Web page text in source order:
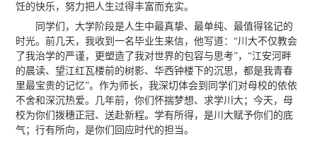
饪的快乐，努力把人生过得丰富而充实。
同学们，大学阶段是人生中最真挚、最单纯、最值得铭记的
时光。前几天，我收到一名毕业生来信，他写道：“川大不仅教会
了我治学的严谨，更塑造了我对世界的包容与思考”，“江安河畔
的晨读、望江红瓦楼前的树影、华西钟楼下的沉思，都是我青春
里最宝贵的记忆”。作为师长，我深切体会到同学们对母校的依依
不舍和深沉热爱。几年前，你们怀揣梦想、求学川大；今天，母
校为你们拨穗正冠、送赴新程。学有所得，是川大赋予你们的底
气；行有所向，是你们回应时代的担当。